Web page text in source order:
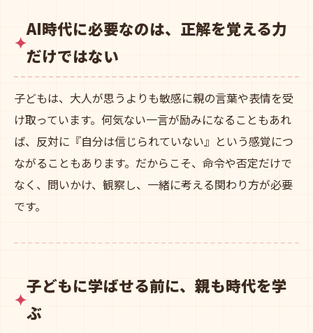
AI時代に必要なのは、正解を覚える力
だけではない
子どもは、大人が思うよりも敏感に親の言葉や表情を受
け取っています。何気ない一言が励みになることもあれ
ば、反対に『自分は信じられていない』という感覚につ
ながることもあります。だからこそ、命令や否定だけで
なく、問いかけ、観察し、一緒に考える関わり方が必要
です。
子どもに学ばせる前に、親も時代を学
ぶ